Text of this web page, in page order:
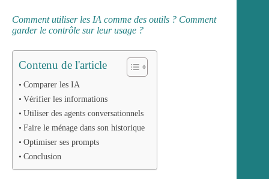
Comment utiliser les IA comme des outils ? Comment
garder le contrôle sur leur usage ?
Contenu de l'article
Comparer les IA
Vérifier les informations
Utiliser des agents conversationnels
Faire le ménage dans son historique
Optimiser ses prompts
Conclusion